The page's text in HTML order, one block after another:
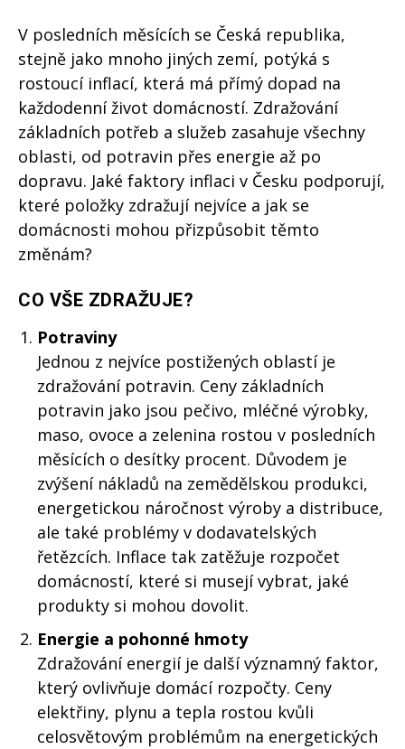
V posledních měsících se Česká republika,
stejně jako mnoho jiných zemí, potýká s
rostoucí inflací, která má přímý dopad na
každodenní život domácností. Zdražování
základních potřeb a služeb zasahuje všechny
oblasti, od potravin přes energie až po
dopravu. Jaké faktory inflaci v Česku podporují,
které položky zdražují nejvíce a jak se
domácnosti mohou přizpůsobit těmto
změnám?
CO VŠE ZDRAŽUJE?
Potraviny
Jednou z nejvíce postižených oblastí je
zdražování potravin. Ceny základních
potravin jako jsou pečivo, mléčné výrobky,
maso, ovoce a zelenina rostou v posledních
měsících o desítky procent. Důvodem je
zvýšení nákladů na zemědělskou produkci,
energetickou náročnost výroby a distribuce,
ale také problémy v dodavatelských
řetězcích. Inflace tak zatěžuje rozpočet
domácností, které si musejí vybrat, jaké
produkty si mohou dovolit.
Energie a pohonné hmoty
Zdražování energií je další významný faktor,
který ovlivňuje domácí rozpočty. Ceny
elektřiny, plynu a tepla rostou kvůli
celosvětovým problémům na energetických